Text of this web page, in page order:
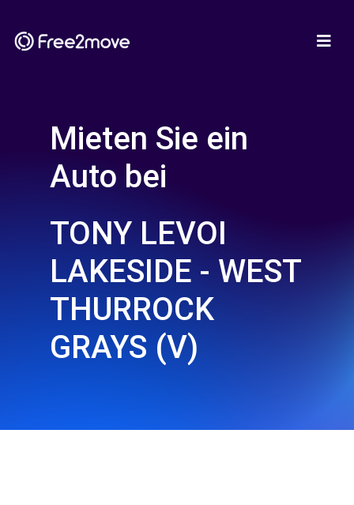
Mieten Sie ein
Auto bei
TONY LEVOI
LAKESIDE - WEST
THURROCK
GRAYS (V)